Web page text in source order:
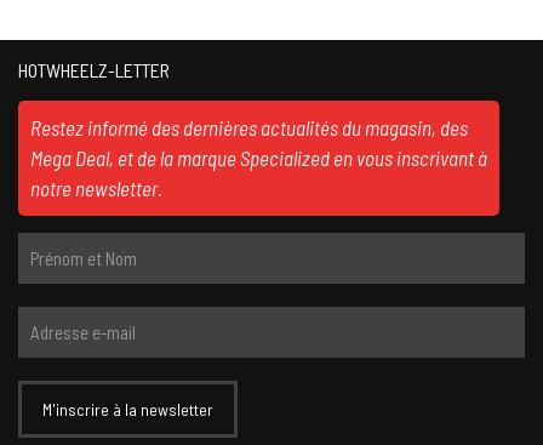
HOTWHEELZ-LETTER
Restez informé des dernières actualités du magasin, des
Mega Deal, et de la marque Specialized en vous inscrivant à
notre newsletter.